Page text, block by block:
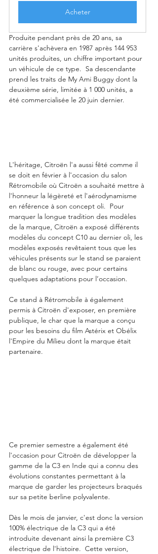
Acheter
Produite pendant près de 20 ans, sa
carrière s'achèvera en 1987 après 144 953
unités produites, un chiffre important pour
un véhicule de ce type.  Sa descendante
prend les traits de My Ami Buggy dont la
deuxième série, limitée à 1 000 unités, a
été commercialisée le 20 juin dernier.
L'héritage, Citroën l'a aussi fêté comme il
se doit en février à l'occasion du salon
Rétromobile où Citroën a souhaité mettre à
l'honneur la légèreté et l'aérodynamisme
en référence à son concept oli.  Pour
marquer la longue tradition des modèles
de la marque, Citroën a exposé différents
modèles du concept C10 au dernier oli, les
modèles exposés revêtaient tous que les
véhicules présents sur le stand se paraient
de blanc ou rouge, avec pour certains
quelques adaptations pour l’occasion.
Ce stand à Rétromobile à également
permis à Citroën d'exposer, en première
publique, le char que la marque a conçu
pour les besoins du film Astérix et Obélix
l'Empire du Milieu dont la marque était
partenaire.
Ce premier semestre a également été
l'occasion pour Citroën de développer la
gamme de la C3 en Inde qui a connu des
évolutions constantes permettant à la
marque de garder les projecteurs braqués
sur sa petite berline polyvalente.
Dès le mois de janvier, c'est donc la version
100% électrique de la C3 qui a été
introduite devenant ainsi la première C3
électrique de l'histoire.  Cette version,